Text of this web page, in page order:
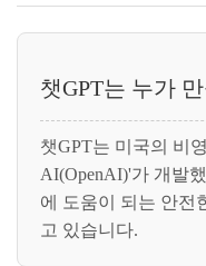
챗GPT는 누가
챗GPT는 미국의 비
AI(OpenAI)'가 개발
에 도움이 되는 안전
고 있습니다.